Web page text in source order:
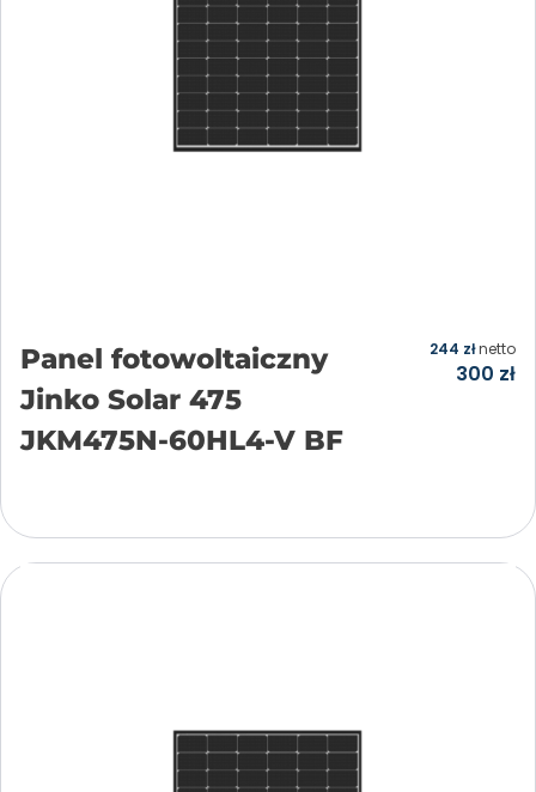
Panel fotowoltaiczny
Jinko Solar 475
JKM475N-60HL4-V BF
300 zł
244 złnetto